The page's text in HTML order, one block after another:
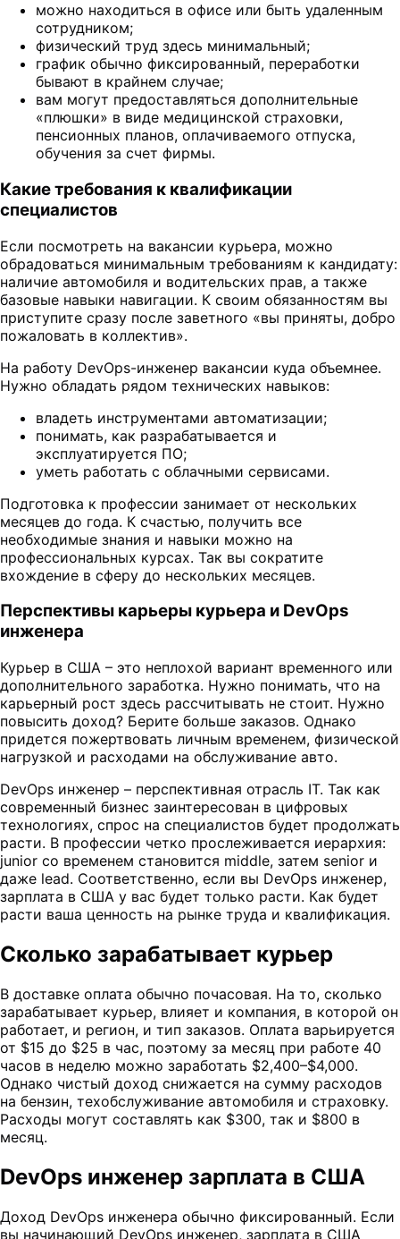
можно находиться в офисе или быть удаленным
сотрудником;
физический труд здесь минимальный;
график обычно фиксированный, переработки
бывают в крайнем случае;
вам могут предоставляться дополнительные
«плюшки» в виде медицинской страховки,
пенсионных планов, оплачиваемого отпуска,
обучения за счет фирмы.
Какие требования к квалификации
специалистов
Если посмотреть на вакансии курьера, можно
обрадоваться минимальным требованиям к кандидату:
наличие автомобиля и водительских прав, а также
базовые навыки навигации. К своим обязанностям вы
приступите сразу после заветного «вы приняты, добро
пожаловать в коллектив».
На работу DevOps-инженер вакансии куда объемнее.
Нужно обладать рядом технических навыков:
владеть инструментами автоматизации;
понимать, как разрабатывается и
эксплуатируется ПО;
уметь работать с облачными сервисами.
Подготовка к профессии занимает от нескольких
месяцев до года. К счастью, получить все
необходимые знания и навыки можно на
профессиональных курсах. Так вы сократите
вхождение в сферу до нескольких месяцев.
Перспективы карьеры курьера и DevOps
инженера
Курьер в США – это неплохой вариант временного или
дополнительного заработка. Нужно понимать, что на
карьерный рост здесь рассчитывать не стоит. Нужно
повысить доход? Берите больше заказов. Однако
придется пожертвовать личным временем, физической
нагрузкой и расходами на обслуживание авто.
DevOps инженер – перспективная отрасль IT. Так как
современный бизнес заинтересован в цифровых
технологиях, спрос на специалистов будет продолжать
расти. В профессии четко прослеживается иерархия:
junior со временем становится middle, затем senior и
даже lead. Соответственно, если вы DevOps инженер,
зарплата в США у вас будет только расти. Как будет
расти ваша ценность на рынке труда и квалификация.
Сколько зарабатывает курьер
В доставке оплата обычно почасовая. На то, сколько
зарабатывает курьер, влияет и компания, в которой он
работает, и регион, и тип заказов. Оплата варьируется
от $15 до $25 в час, поэтому за месяц при работе 40
часов в неделю можно заработать $2,400–$4,000.
Однако чистый доход снижается на сумму расходов
на бензин, техобслуживание автомобиля и страховку.
Расходы могут составлять как $300, так и $800 в
месяц.
DevOps инженер зарплата в США
Доход DevOps инженера обычно фиксированный. Если
вы начинающий DevOps инженер, зарплата в США